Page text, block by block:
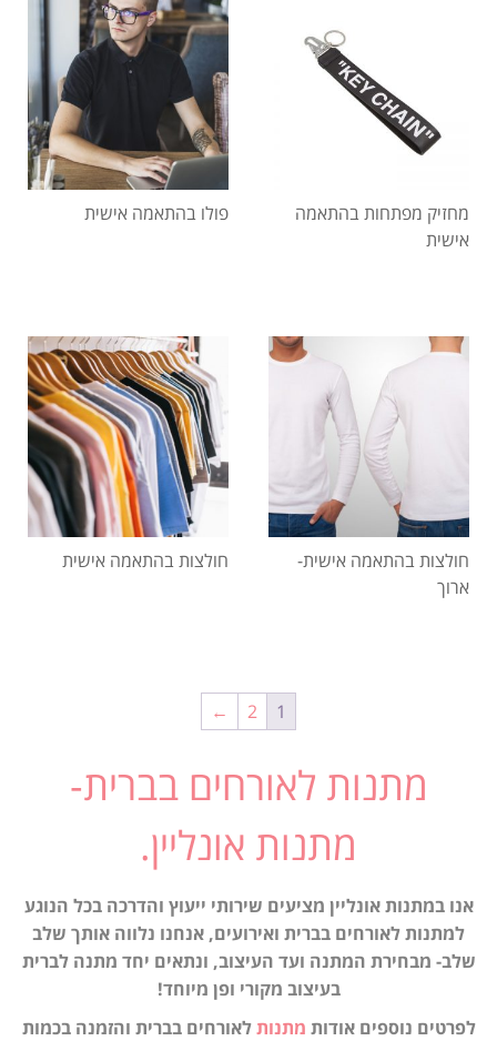
מחזיק מפתחות בהתאמה
אישית
פולו בהתאמה אישית
חולצות בהתאמה אישית-
ארוך
חולצות בהתאמה אישית
1
2
←
מתנות לאורחים בברית-
מתנות אונליין.
אנו במתנות אונליין מציעים שירותי ייעוץ והדרכה בכל הנוגע
למתנות לאורחים בברית ואירועים, אנחנו נלווה אותך שלב
שלב- מבחירת המתנה ועד העיצוב, ונתאים יחד מתנה לברית
בעיצוב מקורי ופן מיוחד!
לפרטים נוספים אודות מתנותלאורחים בברית והזמנה בכמות